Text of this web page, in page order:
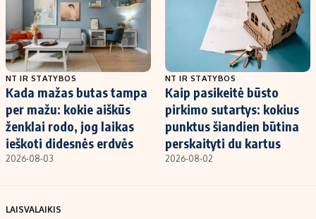
NT IR STATYBOS
Kada mažas butas tampa
per mažu: kokie aiškūs
ženklai rodo, jog laikas
ieškoti didesnės erdvės
2026-08-03
NT IR STATYBOS
Kaip pasikeitė būsto
pirkimo sutartys: kokius
punktus šiandien būtina
perskaityti du kartus
2026-08-02
LAISVALAIKIS